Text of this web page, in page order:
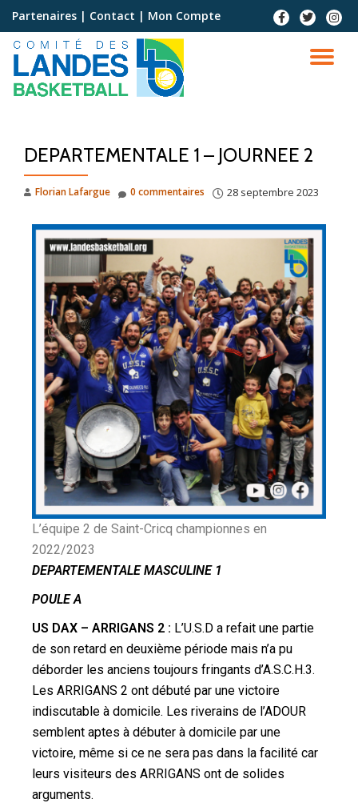
Aller
contenu
Partenaires | Contact | Mon Compte
DEPARTEMENTALE 1 – JOURNEE 2
Florian Lafargue 28 septembre 2023
0 commentaires
L’équipe 2 de Saint-Cricq championnes en
2022/2023
DEPARTEMENTALE MASCULINE 1
POULE A
US DAX – ARRIGANS 2 : L’U.S.D a refait une partie
de son retard en deuxième période mais n’a pu
déborder les anciens toujours fringants d’A.S.C.H.3.
Les ARRIGANS 2 ont débuté par une victoire
indiscutable à domicile. Les riverains de l’ADOUR
semblent aptes à débuter à domicile par une
victoire, même si ce ne sera pas dans la facilité car
leurs visiteurs des ARRIGANS ont de solides
arguments.